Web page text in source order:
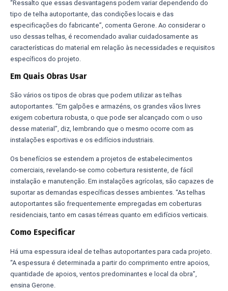
“Ressalto que essas desvantagens podem variar dependendo do
tipo de telha autoportante, das condições locais e das
especificações do fabricante”, comenta Gerone. Ao considerar o
uso dessas telhas, é recomendado avaliar cuidadosamente as
características do material em relação às necessidades e requisitos
específicos do projeto.
Em Quais Obras Usar
São vários os tipos de obras que podem utilizar as telhas
autoportantes. “Em galpões e armazéns, os grandes vãos livres
exigem cobertura robusta, o que pode ser alcançado com o uso
desse material”, diz, lembrando que o mesmo ocorre com as
instalações esportivas e os edifícios industriais.
Os benefícios se estendem a projetos de estabelecimentos
comerciais, revelando-se como cobertura resistente, de fácil
instalação e manutenção. Em instalações agrícolas, são capazes de
suportar as demandas específicas desses ambientes. “As telhas
autoportantes são frequentemente empregadas em coberturas
residenciais, tanto em casas térreas quanto em edifícios verticais.
Como Especificar
Há uma espessura ideal de telhas autoportantes para cada projeto.
“A espessura é determinada a partir do comprimento entre apoios,
quantidade de apoios, ventos predominantes e local da obra”,
ensina Gerone.